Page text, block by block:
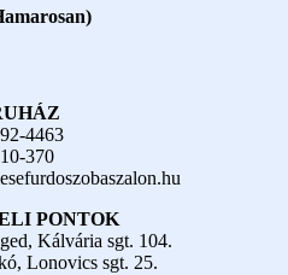
4463
370
PONTOK
Kálvária sgt. 104.​
Lonovics sgt. 25.